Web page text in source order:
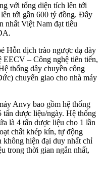
với tổng diện tích lên tới
tới gần 600 tỷ đồng. Đây
nhất Việt Nam đạt tiêu
Hỗn dịch trào ngược dạ dày
EECV – Công nghệ tiên tiến,
thống dây chuyền công
chuyển giao cho nhà máy
Anvy bao gồm hệ thống
tấn dược liệu/ngày. Hệ thống
là 4 tấn dược liệu cho 1 lần
chất khép kín, tự động
không hiện đại duy nhất chỉ
trong thời gian ngắn nhất,